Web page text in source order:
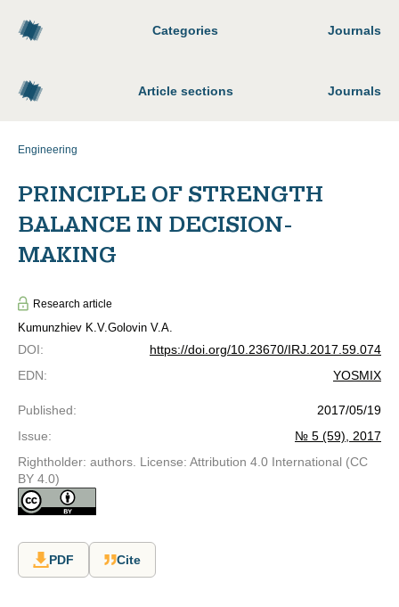
Categories Journals
Article sections Journals
Engineering
PRINCIPLE OF STRENGTH
BALANCE IN DECISION-
MAKING
Research article
Kumunzhiev K.V.Golovin V.A.
DOI:
https://doi.org/10.23670/IRJ.2017.59.074
EDN: YOSMIX
Published:
2017/05/19
Issue:
№ 5 (59), 2017
Rightholder: authors. License: Attribution 4.0 International (CC
BY 4.0)
PDF Cite